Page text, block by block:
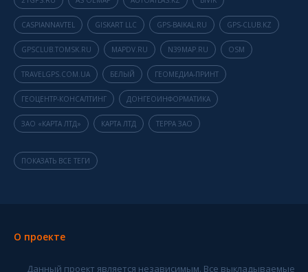
CASPIANNAVTEL GISKART LLC GPS-BAIKAL.RU GPS-CLUB.KZ
GPSCLUB.TOMSK.RU MAPDV.RU N39MAP.RU OSM
TRAVELGPS.COM.UA БЕЛЫЙ ГЕОМЕДИА-ПРИНТ
ГЕОЦЕНТР-КОНСАЛТИНГ ДОНГЕОИНФОРМАТИКА
ЗАО «КАРТА ЛТД» КАРТА ЛТД ТЕРРА ЗАО
ПОКАЗАТЬ ВСЕ ТЕГИ
О проекте
Данный проект является независимым. Все выкладываемые